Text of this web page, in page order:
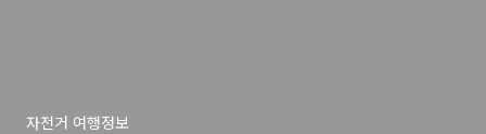
자전거 여행정보